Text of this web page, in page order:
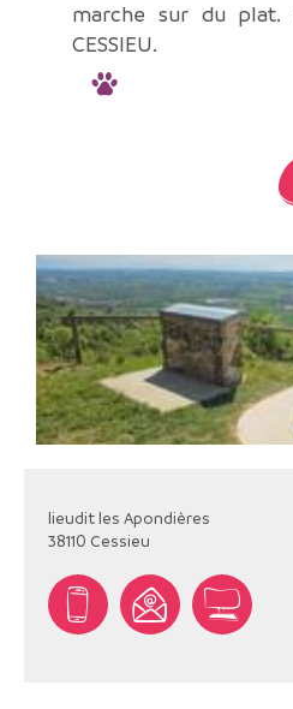
marche sur du plat.
CESSIEU.
lieudit les Apondières
38110 Cessieu